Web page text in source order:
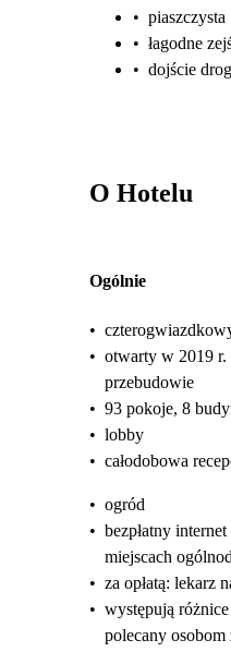
• piaszczysta
• łagodne
• dojście
O Hotelu
Ogólnie
•
• otwarty w 2019 r.
przebudowie
• 93 pokoje, 8
• lobby
• całodobowa
• ogród
• bezpłatny
miejscach
• za opłatą: lekarz
• występują
polecany